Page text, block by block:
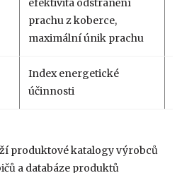
prachu z koberce,
maximální únik prachu
Index energetické
účinnosti
produktové katalogy výrobců
a databáze produktů